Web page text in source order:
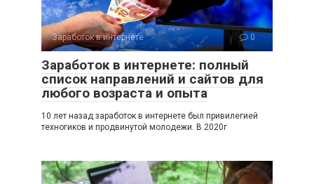
Заработок в интернете 0
Заработок в интернете: полный
список направлений и сайтов для
любого возраста и опыта
10 лет назад заработок в интернете был привилегией
техногиков и продвинутой молодежи. В 2020г